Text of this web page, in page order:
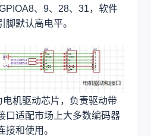
、9、28、31，软件
脚默认高电平。
机驱动芯片，负责驱动带
口适配市场上大多数编码器
接和使用。